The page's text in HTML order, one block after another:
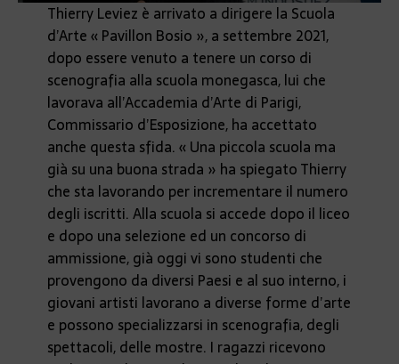
Thierry Leviez è arrivato a dirigere la Scuola
d’Arte « Pavillon Bosio », a settembre 2021,
dopo essere venuto a tenere un corso di
scenografia alla scuola monegasca, lui che
lavorava all’Accademia d’Arte di Parigi,
Commissario d’Esposizione, ha accettato
anche questa sfida. « Una piccola scuola ma
già su una buona strada » ha spiegato Thierry
che sta lavorando per incrementare il numero
degli iscritti. Alla scuola si accede dopo il liceo
e dopo una selezione ed un concorso di
ammissione, già oggi vi sono studenti che
provengono da diversi Paesi e al suo interno, i
giovani artisti lavorano a diverse forme d’arte
e possono specializzarsi in scenografia, degli
spettacoli, delle mostre. I ragazzi ricevono